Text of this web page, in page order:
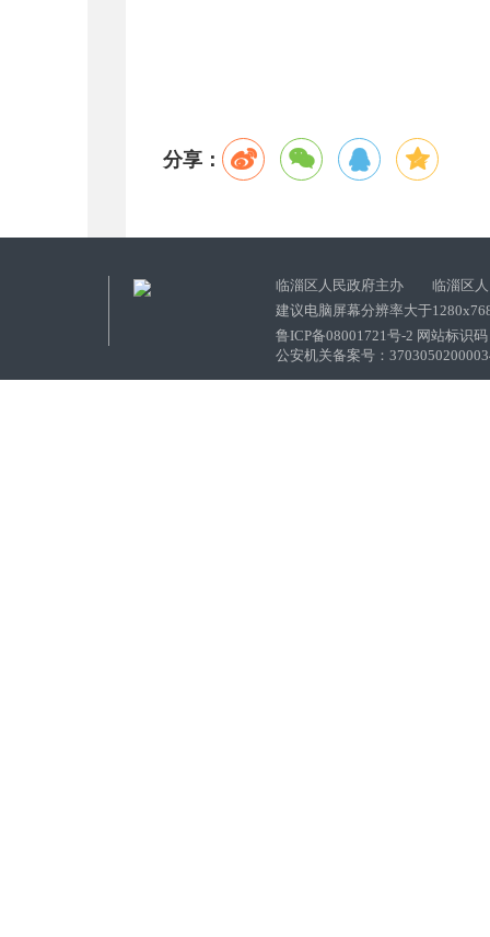
分享：
临淄区人民政府主办 临淄区人
建议电脑屏幕分辨率大于
鲁ICP备08001721号-2 网站标识
公安机关备案号：